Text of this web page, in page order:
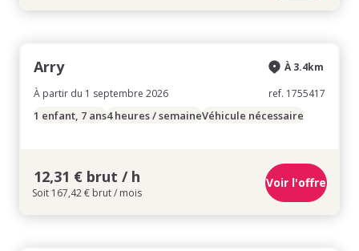
Arry
À partir du 1 septembre 2026
À 3.4km
ref. 1755417
1 enfant, 7 ans4 heures / semaineVéhicule nécessaire
12,31 € brut / h
Soit 167,42 € brut / mois
Voir l'offre